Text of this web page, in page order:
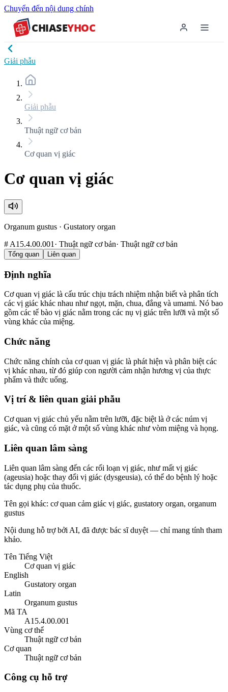
Chuyển đến nội dung chính
CHIASEYHOC
Giải phẫu
Giải phẫu
Thuật ngữ cơ bản
Cơ quan vị giác
Cơ quan vị giác
Organum gustus · Gustatory organ
# A15.4.00.001 · Thuật ngữ cơ bản· Thuật ngữ cơ bản
Tổng quan Liên quan
Định nghĩa
Cơ quan vị giác là cấu trúc chịu trách nhiệm nhận biết và phân tích
các vị giác khác nhau như ngọt, mặn, chua, đắng và umami. Nó bao
gồm các tế bào vị giác nằm trong các nụ vị giác trên lưỡi và một số
vùng khác của miệng.
Chức năng
Chức năng chính của cơ quan vị giác là phát hiện và phân biệt các
vị khác nhau, từ đó giúp con người cảm nhận hương vị của thực
phẩm và thức uống.
Vị trí & liên quan giải phẫu
Cơ quan vị giác chủ yếu nằm trên lưỡi, đặc biệt là ở các núm vị
giác, và cũng có mặt ở một số vùng khác như vòm miệng và họng.
Liên quan lâm sàng
Liên quan lâm sàng đến các rối loạn vị giác, như mất vị giác
(ageusia) hoặc thay đổi vị giác (dysgeusia), có thể do bệnh lý hoặc
tác dụng phụ của thuốc.
Tên gọi khác: cơ quan cảm giác vị giác, gustatory organ, organum
gustus
Nội dung hỗ trợ bởi AI, đã được bác sĩ duyệt — chỉ mang tính tham
khảo.
Tên Tiếng Việt
Cơ quan vị giác
English
Gustatory organ
Latin
Organum gustus
Mã TA
A15.4.00.001
Vùng cơ thể
Thuật ngữ cơ bản
Cơ quan
Thuật ngữ cơ bản
Công cụ hỗ trợ